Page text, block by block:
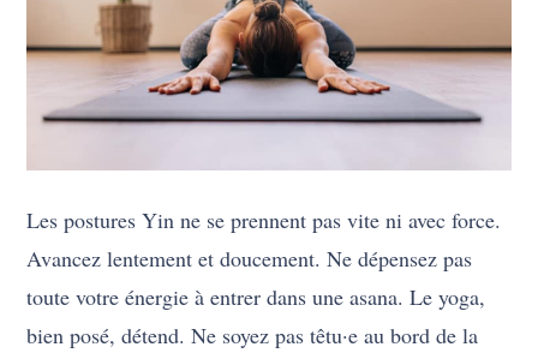
Les postures Yin ne se prennent pas vite ni avec force.
Avancez lentement et doucement. Ne dépensez pas
toute votre énergie à entrer dans une asana. Le yoga,
bien posé, détend. Ne soyez pas têtu·e au bord de la